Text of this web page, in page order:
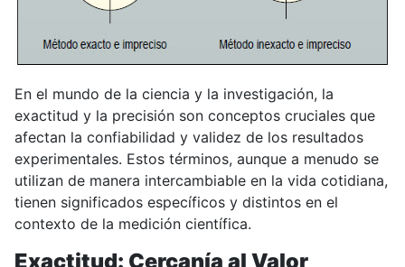
En el mundo de la ciencia y la investigación, la
exactitud y la precisión son conceptos cruciales que
afectan la confiabilidad y validez de los resultados
experimentales. Estos términos, aunque a menudo se
utilizan de manera intercambiable en la vida cotidiana,
tienen significados específicos y distintos en el
contexto de la medición científica.
Exactitud: Cercanía al Valor